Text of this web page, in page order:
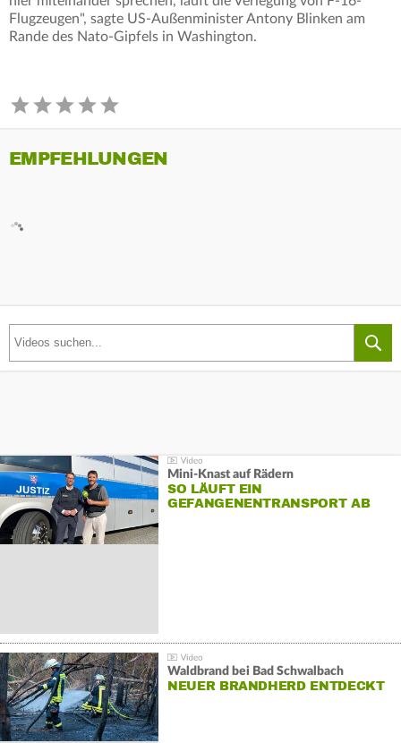
Flugzeugen", sagte US-Außenminister Antony Blinken am
Rande des Nato-Gipfels in Washington.
EMPFEHLUNGEN
Mini-Knast auf Rädern
SO LÄUFT EIN
GEFANGENENTRANSPORT AB
Waldbrand bei Bad Schwalbach
NEUER BRANDHERD ENTDECKT